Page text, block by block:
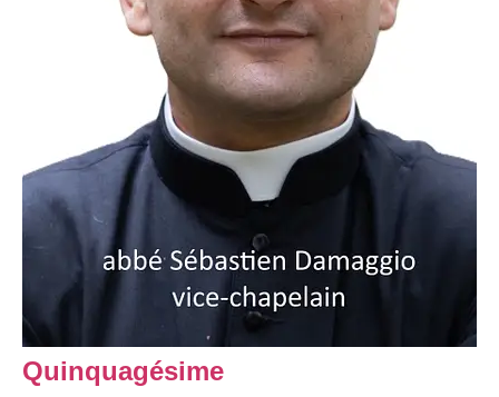
Quinquagésime